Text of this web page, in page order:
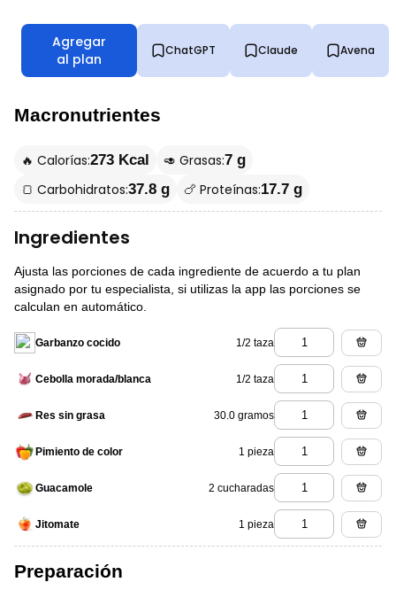
Agregar
al plan
ChatGPT Claude Avena
Macronutrientes
🔥 Calorías:273 Kcal 🥑 Grasas:7 g
🍞 Carbohidratos:37.8 g 🍗 Proteínas:17.7 g
Ingredientes
Ajusta las porciones de cada ingrediente de acuerdo a tu plan
asignado por tu especialista, si utilizas la app las porciones se
calculan en automático.
Garbanzo cocido 1/2 taza
Cebolla morada/blanca 1/2 taza
Res sin grasa 30.0 gramos
Pimiento de color 1 pieza
Guacamole 2 cucharadas
Jitomate 1 pieza
Preparación